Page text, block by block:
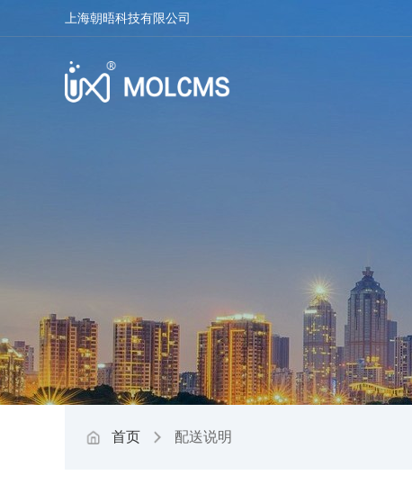
上海朝晤科技有限公司
首页 配送说明